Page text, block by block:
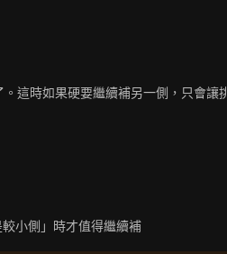
這時如果硬要繼續補另一側，只會讓
小側」時才值得繼續補